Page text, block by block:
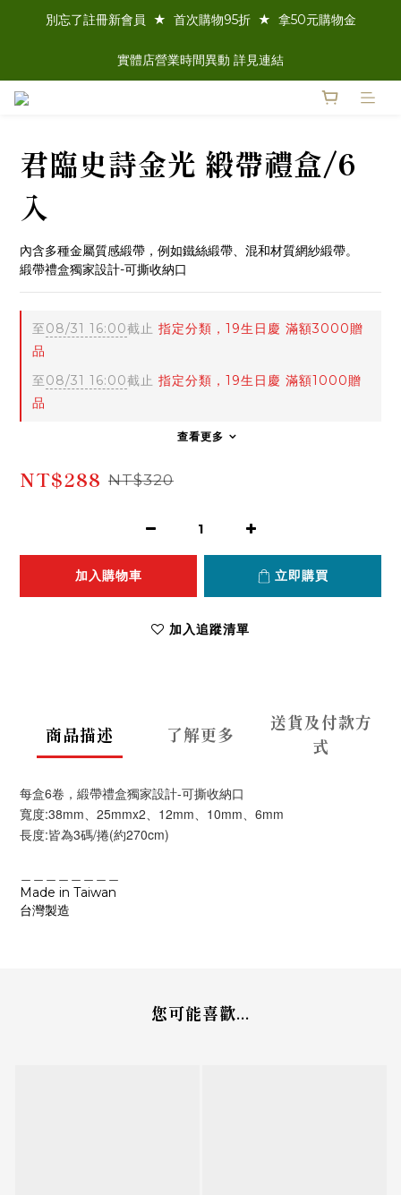
別忘了註冊新會員  ★  首次購物95折  ★  拿50元購物金
實體店營業時間異動 詳見連結
君臨史詩金光 緞帶禮盒/6
入
內含多種金屬質感緞帶，例如鐵絲緞帶、混和材質網紗緞帶。
緞帶禮盒獨家設計-可撕收納口
至08/31 16:00截止 指定分類，19生日慶 滿額3000贈
品
至08/31 16:00截止 指定分類，19生日慶 滿額1000贈
品
查看更多
NT$288 NT$320
加入購物車 立即購買
加入追蹤清單
商品描述 了解更多
送貨及付款方
式
每盒6卷，緞帶禮盒獨家設計-可撕收納口
寬度:38mm、25mmx2、12mm、10mm、6mm
長度:皆為3碼/捲(約270cm)
Made in Taiwan
台灣製造
您可能喜歡...